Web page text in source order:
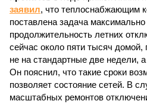
заявил, что теплоснабжающим
поставлена задача максимально
продолжительность летних
сейчас около пяти тысяч
не на стандартные две недели,
Он пояснил, что такие сроки
позволяет состояние сетей. В
масштабных ремонтов